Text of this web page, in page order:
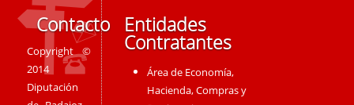
Contacto
Copyright ©
2014
Diputación
Entidades
Contratantes
Área de Economía,
Hacienda, Compras y